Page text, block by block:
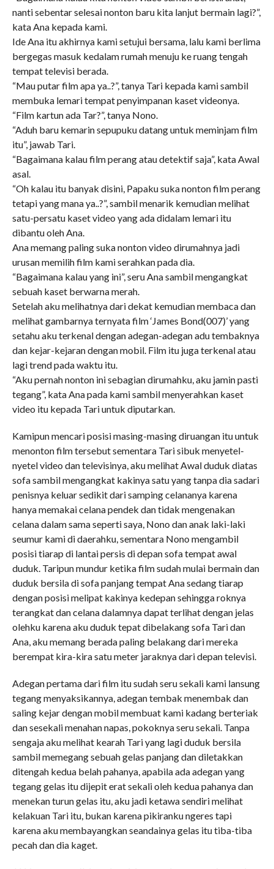
nanti sebentar selesai nonton baru kita lanjut bermain lagi?”,
kata Ana kepada kami.
Ide Ana itu akhirnya kami setujui bersama, lalu kami berlima
bergegas masuk kedalam rumah menuju ke ruang tengah
tempat televisi berada.
“Mau putar film apa ya..?”, tanya Tari kepada kami sambil
membuka lemari tempat penyimpanan kaset videonya.
“Film kartun ada Tar?”, tanya Nono.
“Aduh baru kemarin sepupuku datang untuk meminjam film
itu”, jawab Tari.
“Bagaimana kalau film perang atau detektif saja”, kata Awal
asal.
“Oh kalau itu banyak disini, Papaku suka nonton film perang
tetapi yang mana ya..?”, sambil menarik kemudian melihat
satu-persatu kaset video yang ada didalam lemari itu
dibantu oleh Ana.
Ana memang paling suka nonton video dirumahnya jadi
urusan memilih film kami serahkan pada dia.
“Bagaimana kalau yang ini”, seru Ana sambil mengangkat
sebuah kaset berwarna merah.
Setelah aku melihatnya dari dekat kemudian membaca dan
melihat gambarnya ternyata film ‘James Bond(007)’ yang
setahu aku terkenal dengan adegan-adegan adu tembaknya
dan kejar-kejaran dengan mobil. Film itu juga terkenal atau
lagi trend pada waktu itu.
“Aku pernah nonton ini sebagian dirumahku, aku jamin pasti
tegang”, kata Ana pada kami sambil menyerahkan kaset
video itu kepada Tari untuk diputarkan.
Kamipun mencari posisi masing-masing diruangan itu untuk
menonton film tersebut sementara Tari sibuk menyetel-
nyetel video dan televisinya, aku melihat Awal duduk diatas
sofa sambil mengangkat kakinya satu yang tanpa dia sadari
penisnya keluar sedikit dari samping celananya karena
hanya memakai celana pendek dan tidak mengenakan
celana dalam sama seperti saya, Nono dan anak laki-laki
seumur kami di daerahku, sementara Nono mengambil
posisi tiarap di lantai persis di depan sofa tempat awal
duduk. Taripun mundur ketika film sudah mulai bermain dan
duduk bersila di sofa panjang tempat Ana sedang tiarap
dengan posisi melipat kakinya kedepan sehingga roknya
terangkat dan celana dalamnya dapat terlihat dengan jelas
olehku karena aku duduk tepat dibelakang sofa Tari dan
Ana, aku memang berada paling belakang dari mereka
berempat kira-kira satu meter jaraknya dari depan televisi.
Adegan pertama dari film itu sudah seru sekali kami lansung
tegang menyaksikannya, adegan tembak menembak dan
saling kejar dengan mobil membuat kami kadang berteriak
dan sesekali menahan napas, pokoknya seru sekali. Tanpa
sengaja aku melihat kearah Tari yang lagi duduk bersila
sambil memegang sebuah gelas panjang dan diletakkan
ditengah kedua belah pahanya, apabila ada adegan yang
tegang gelas itu dijepit erat sekali oleh kedua pahanya dan
menekan turun gelas itu, aku jadi ketawa sendiri melihat
kelakuan Tari itu, bukan karena pikiranku ngeres tapi
karena aku membayangkan seandainya gelas itu tiba-tiba
pecah dan dia kaget.